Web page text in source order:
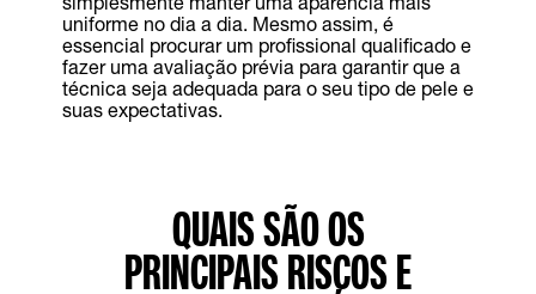
uniforme no dia a dia. Mesmo assim, é
essencial procurar um profissional qualificado e
fazer uma avaliação prévia para garantir que a
técnica seja adequada para o seu tipo de pele e
suas expectativas.
QUAIS SÃO OS
PRINCIPAIS RISCOS E